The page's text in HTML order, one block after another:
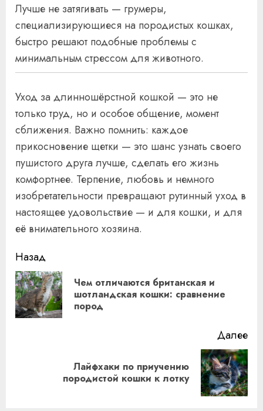
Лучше не затягивать — грумеры,
специализирующиеся на породистых кошках,
быстро решают подобные проблемы с
минимальным стрессом для животного.
Уход за длинношёрстной кошкой — это не
только труд, но и особое общение, момент
сближения. Важно помнить: каждое
прикосновение щетки — это шанс узнать своего
пушистого друга лучше, сделать его жизнь
комфортнее. Терпение, любовь и немного
изобретательности превращают рутинный уход в
настоящее удовольствие — и для кошки, и для
её внимательного хозяина.
Продолжить
чтение
Назад
Чем отличаются британская и
шотландская кошки: сравнение
пород
Далее
СледующаяЛайфхаки по приучению
породистой кошки к лотку